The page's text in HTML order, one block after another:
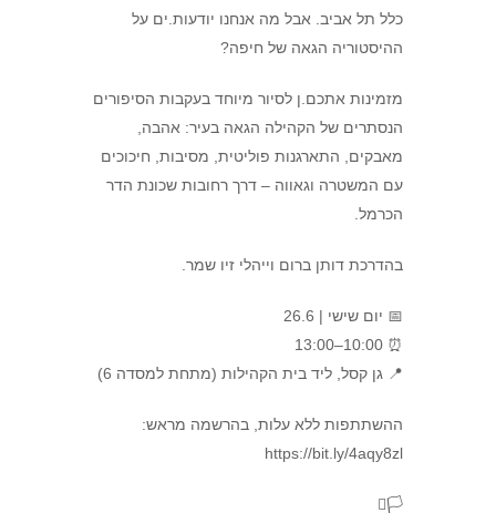
כלל תל אביב. אבל מה אנחנו יודעות.ים על
ההיסטוריה הגאה של חיפה?
מזמינות אתכם.ן לסיור מיוחד בעקבות הסיפורים
הנסתרים של הקהילה הגאה בעיר: אהבה,
מאבקים, התארגנות פוליטית, מסיבות, חיכוכים
עם המשטרה וגאווה – דרך רחובות שכונת הדר
הכרמל.
בהדרכת דותן ברום וייהלי זיו שמר.
📅 יום שישי | 26.6
⏰ 10:00–13:00
📍 גן קסל, ליד בית הקהילות (מתחת למסדה 6)
ההשתתפות ללא עלות, בהרשמה מראש:
https://bit.ly/4aqy8zl
🏳️‍⚧️